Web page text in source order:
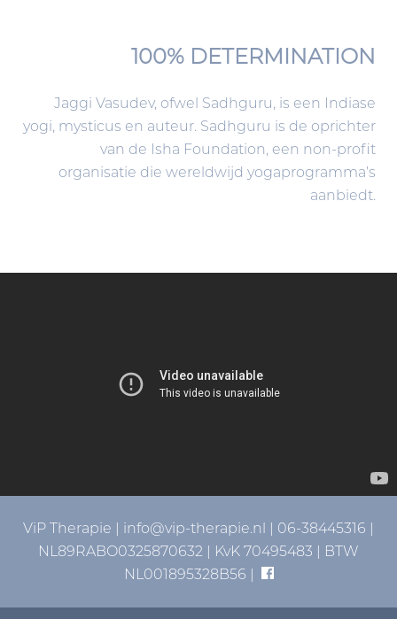
100% DETERMINATION
Jaggi Vasudev, ofwel Sadhguru, is een Indiase
yogi, mysticus en auteur. Sadhguru is de oprichter
van de Isha Foundation, een non-profit
organisatie die wereldwijd yogaprogramma’s
aanbiedt.
ViP Therapie | info@vip-therapie.nl | 06-38445316 |
NL89RABO0325870632 | KvK 70495483 | BTW
NL001895328B56 |